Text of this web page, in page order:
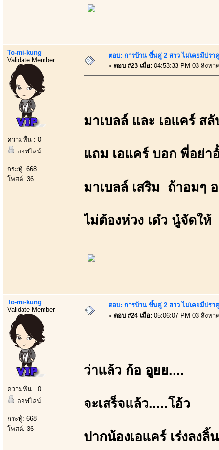
To-mi-kung
Validate Member
ความหื่น : 0
ออฟไลน์
กระทู้: 668
โพสต์: 36
ตอบ: การบ้าน ขึ้นคู่ 2 สาว ไม่เคยมีปร
« ตอบ #23 เมื่อ: 04:53:33 PM 03 สิงหา
มาเบลล์ และ เอแคร์ ส
แถม เอแคร์ บอก พี่อย่า
มาเบลล์ เสริม ถ้าอมๆ
ไม่ต้องห่วง เด๋ว นู๋จัดให้
To-mi-kung
Validate Member
ความหื่น : 0
ออฟไลน์
กระทู้: 668
โพสต์: 36
ตอบ: การบ้าน ขึ้นคู่ 2 สาว ไม่เคยมีปร
« ตอบ #24 เมื่อ: 05:06:07 PM 03 สิงหา
ว่าแล้ว ก้อ อูยย....
จะเสร็จแล้ว.....โอ้ว
ปากน้องเอแคร์ เร่งลงลิ้